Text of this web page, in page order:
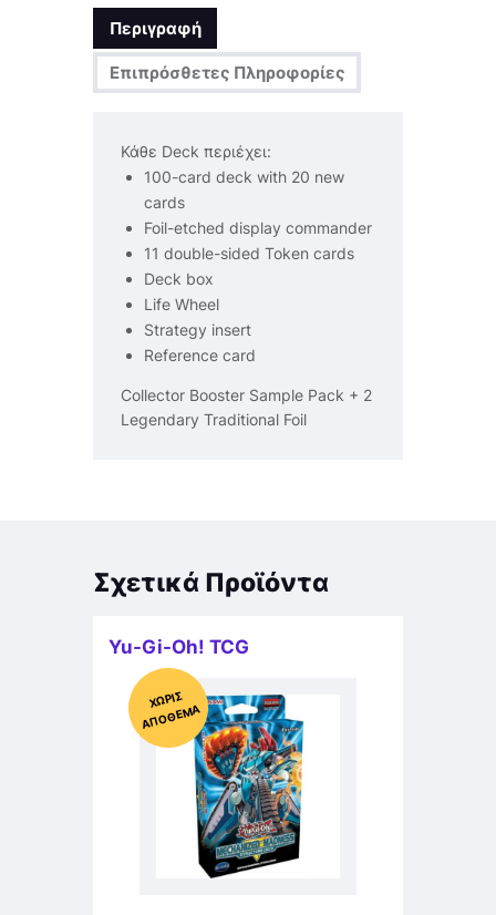
Περιγραφή
Επιπρόσθετες Πληροφορίες
Κάθε Deck περιέχει:
100-card deck with 20 new
cards
Foil-etched display commander
11 double-sided Token cards
Deck box
Life Wheel
Strategy insert
Reference card
Collector Booster Sample Pack + 2
Legendary Traditional Foil
Σχετικά Προϊόντα
Yu-Gi-Oh! TCG
Χ
ΩΡΊΣ
Α
Π
Ό
ΘΕ
ΜΑ